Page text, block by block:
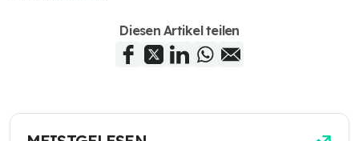
Diesen Artikel teilen